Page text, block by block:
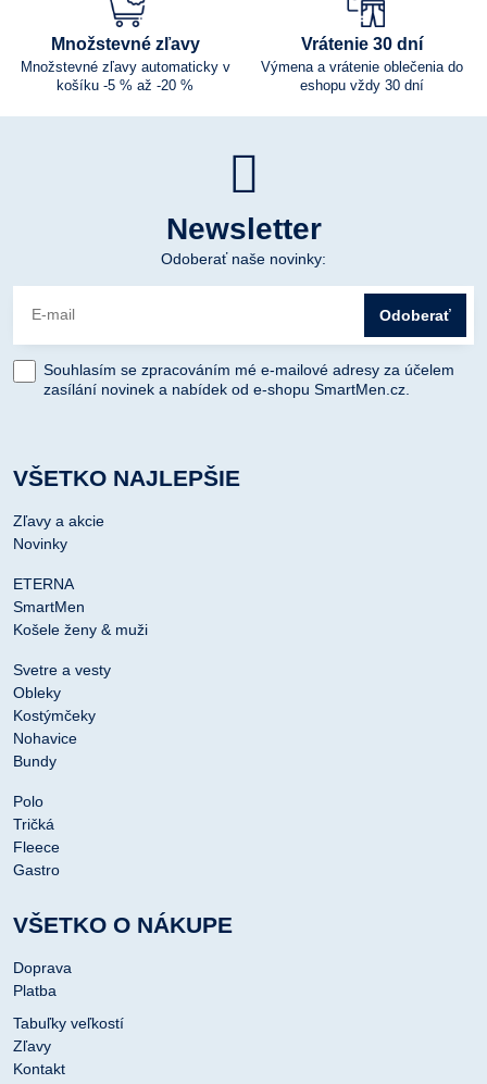
Množstevné zľavy
Množstevné zľavy automaticky v
košíku -5 % až -20 %
Vrátenie 30 dní
Výmena a vrátenie oblečenia do
eshopu vždy 30 dní
Newsletter
Odoberať naše novinky:
Odoberať
Souhlasím se zpracováním mé e-mailové adresy za účelem
zasílání novinek a nabídek od e-shopu SmartMen.cz.
VŠETKO NAJLEPŠIE
Zľavy a akcie
Novinky
ETERNA
SmartMen
Košele ženy & muži
Svetre a vesty
Obleky
Kostýmčeky
Nohavice
Bundy
Polo
Tričká
Fleece
Gastro
VŠETKO O NÁKUPE
Doprava
Platba
Tabuľky veľkostí
Zľavy
Kontakt